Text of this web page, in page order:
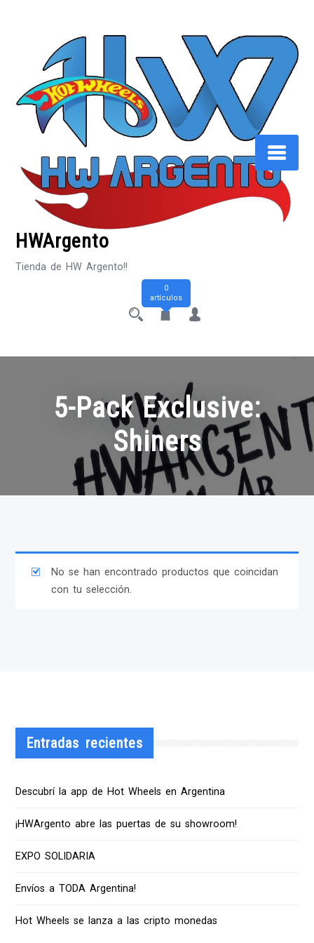
HWArgento
Tienda de HW Argento!!
0
artículos
5-Pack Exclusive:
Shiners
No se han encontrado productos que coincidan
con tu selección.
Entradas recientes
Descubrí la app de Hot Wheels en Argentina
¡HWArgento abre las puertas de su showroom!
EXPO SOLIDARIA
Envíos a TODA Argentina!
Hot Wheels se lanza a las cripto monedas